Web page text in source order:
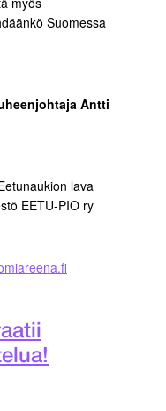
Suomessa
Antti
lava
EETU-PIO ry